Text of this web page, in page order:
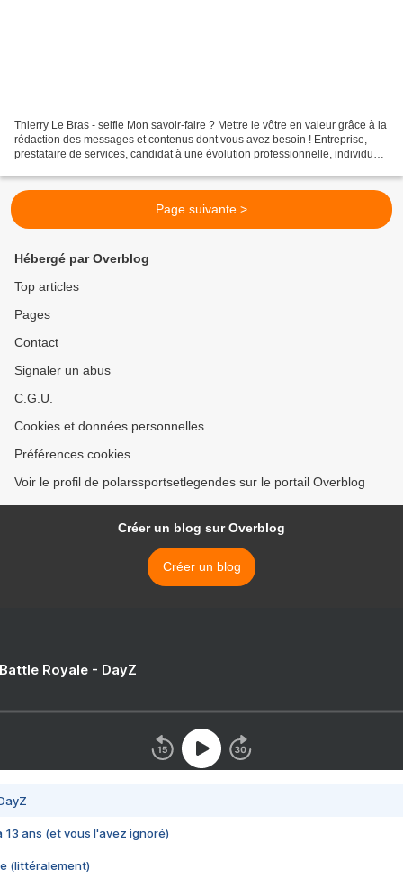
Thierry Le Bras - selfie Mon savoir-faire ? Mettre le vôtre en valeur grâce à la
rédaction des messages et contenus dont vous avez besoin ! Entreprise,
prestataire de services, candidat à une évolution professionnelle, individu
Page suivante >
Hébergé par Overblog
Top articles
Pages
Contact
Signaler un abus
C.G.U.
Cookies et données personnelles
Préférences cookies
Voir le profil de polarssportsetlegendes sur le portail Overblog
Créer un blog sur Overblog
Créer un blog
Royale - DayZ
13 ans (et vous l'avez ignoré)
(littéralement)